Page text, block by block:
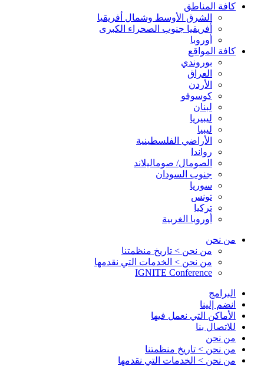
كافة المناطق
الشرق الأوسط وشمال أفريقيا
أفريقيا جنوب الصحراء الكبرى
أوروبا
كافة المواقع
بوروندي
العراق
الأردن
كوسوفو
لبنان
ليبيريا
ليبيا
الأراضي الفلسطينية
رواندا
الصومال/ صوماليلاند
جنوب السودان
سوريا
تونس
تركيا
أوروبا الغربية
من نحن
من نحن > تاريخ منظمتنا
من نحن > الخدمات التي نقدمها
IGNITE Conference
البرامج
انضم إلينا
الأماكن التي نعمل فيها
للاتصال بنا
من نحن
من نحن > تاريخ منظمتنا
من نحن > الخدمات التي نقدمها